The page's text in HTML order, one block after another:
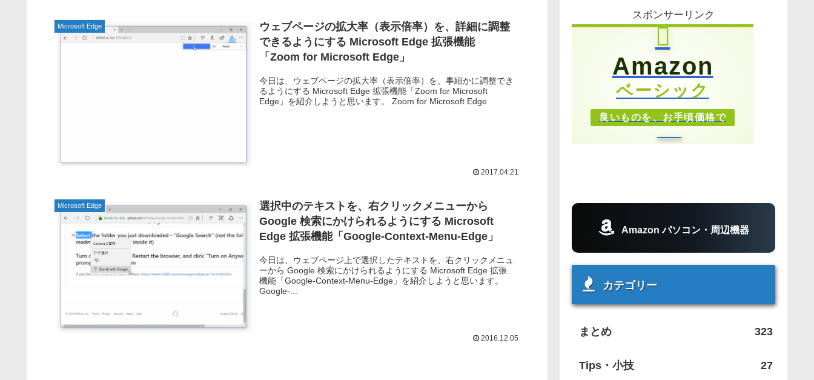
Microsoft Edge
ウェブページの拡大率（表示倍率）を、詳細に調整
できるようにする Microsoft Edge 拡張機能
「Zoom for Microsoft Edge」
今日は、ウェブページの拡大率（表示倍率）を、事細かに調整でき
るようにする Microsoft Edge 拡張機能「Zoom for Microsoft
Edge」を紹介しようと思います。 Zoom for Microsoft Edge
2017.04.21
Microsoft Edge
選択中のテキストを、右クリックメニューから
Google 検索にかけられるようにする Microsoft
Edge 拡張機能「Google-Context-Menu-Edge」
今日は、ウェブページ上で選択したテキストを、右クリックメニュ
ーから Google 検索にかけられるようにする Microsoft Edge 拡張
機能「Google-Context-Menu-Edge」を紹介しようと思います。
Google-...
2016.12.05
スポンサーリンク
Amazon
ベーシック
良いものを、お手頃価格で
Amazon パソコン・周辺機器
カテゴリー
まとめ 323
Tips・小技 27